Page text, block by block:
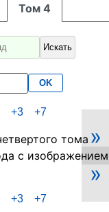
Том 4
Искать
OK
+3 +7
»
»
+3 +7